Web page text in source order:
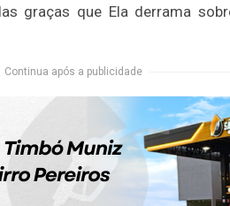
graças que Ela derrama
Continua após a publicidade